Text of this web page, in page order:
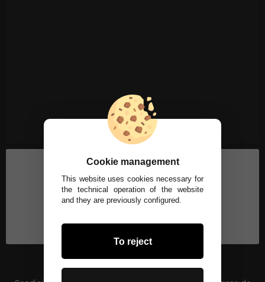
Cookie management
This website uses cookies necessary for
the technical operation of the website
and they are previously configured.
To reject